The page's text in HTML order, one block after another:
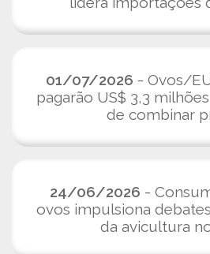
01/07/2026 - Ovos/
pagarão US$ 3,3
de combinar
24/06/2026 -
ovos impulsiona
da avicultura